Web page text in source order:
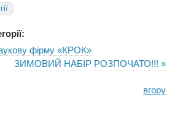
фірму «КРОК»
ЗИМОВИЙ НАБІР РОЗПОЧАТО!!! »
вгору